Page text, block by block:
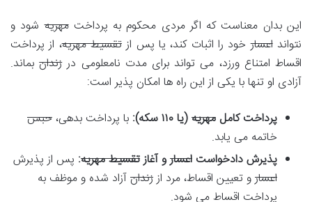
این بدان معناست که اگر مردی محکوم به پرداختمهریهشود و
نتوانداعسارخود را اثبات کند، یا پس ازتقسیط مهریه، از پرداخت
اقساط امتناع ورزد، می تواند برای مدت نامعلومی درزندانبماند.
آزادی او تنها با یکی از این راه ها امکان پذیر است:
پرداخت کامل مهریه(یا ۱۱۰ سکه): با پرداخت بدهی، حبس
خاتمه می یابد.
پذیرش دادخواست اعسارو آغازتقسیط مهریه: پس از پذیرش
اعسارو تعیین اقساط، مرد اززندانآزاد شده و موظف به
پرداخت اقساط می شود.